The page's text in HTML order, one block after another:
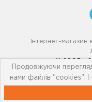
Інтернет-магазин
© 2005 -
Продовжуючи
нами файлів "cookies".